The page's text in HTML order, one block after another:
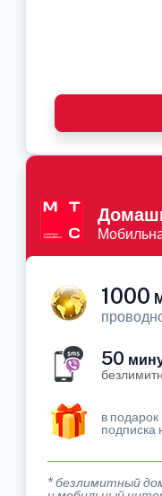
1000
50
в подарок
подписка
* безлимитный